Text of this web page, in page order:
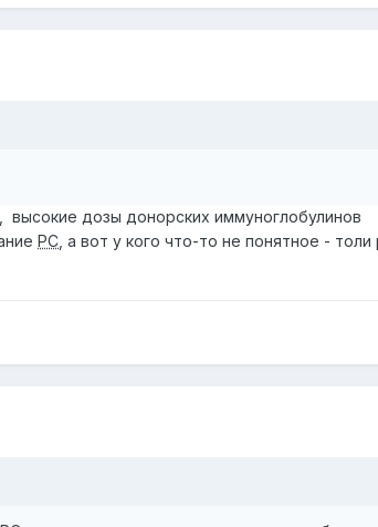
, высокие дозы донорских иммуноглобулинов
РС , а вот у кого что-то не понятное - толи